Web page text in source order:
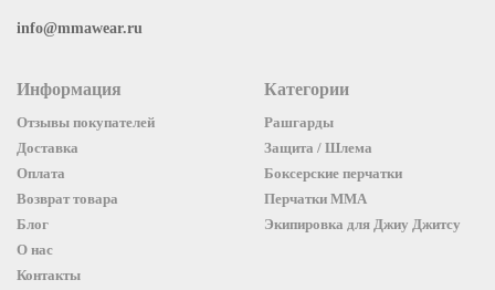
info@mmawear.ru
Информация
Отзывы покупателей
Доставка
Оплата
Возврат товара
Блог
О нас
Контакты
Категории
Рашгарды
Защита / Шлема
Боксерские перчатки
Перчатки ММА
Экипировка для Джиу Джитсу